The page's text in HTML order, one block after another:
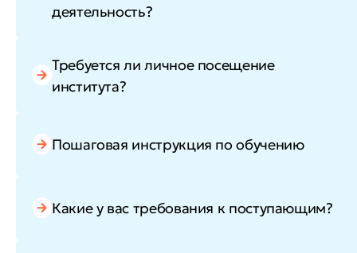
деятельность?
Требуется ли личное посещение
института?
Пошаговая инструкция по обучению
Какие у вас требования к поступающим?